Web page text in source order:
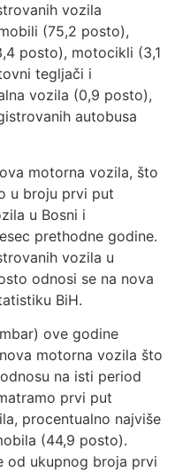
vozila
(75,2 posto),
posto), motocikli (3,1
tegljači i
vozila (0,9 posto),
autobusa
motorna vozila, što
u broju prvi put
u Bosni i
prethodne godine.
vozila u
odnosi se na nova
BiH.
ove godine
motorna vozila što
na isti period
prvi put
procentualno najviše
(44,9 posto).
od ukupnog broja prvi